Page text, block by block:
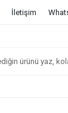
İletişim